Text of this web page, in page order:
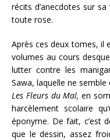
récits d’anecdotes sur
toute rose.
Après ces deux tomes, il
volumes au cours
lutter contre les
Sawa, laquelle ne
Les Fleurs du Mal,en
harcèlement scolaire
éponyme. De fait, c’est
que le dessin, assez